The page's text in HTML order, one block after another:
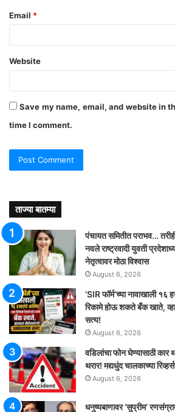
Email *
Website
Save my name, email, and website in
time I comment.
ताज्या बातम्या
पंचायत समितीत पराभव…
नवले राष्ट्रवादी युवती
नेतृत्वावर मोठा विश्वास
August 6, 2026
‘SIR फॉर्म’च्या नावाखाली
रिकामे होऊ शकते बँक खाते,
सत्य!
August 6, 2026
वडिलांचा फोन घेण्यासाठी
थरार! मद्यधुंद चालकाच्या
August 6, 2026
धनुष्यबाणावर ‘सुप्रीम’